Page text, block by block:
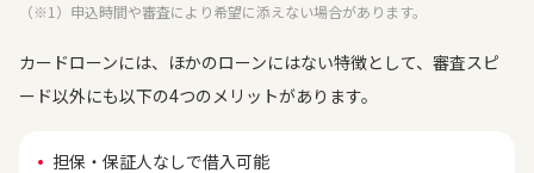
（※1）申込時間や審査により希望に添えない場合があります。
カードローンには、ほかのローンにはない特徴として、審査スピ
ード以外にも以下の4つのメリットがあります。
担保・保証人なしで借入可能